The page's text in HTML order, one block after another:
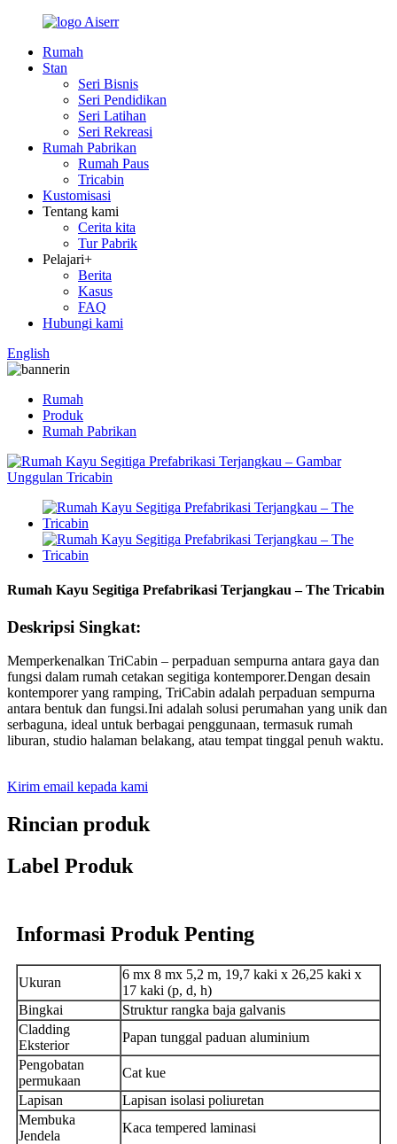
Rumah
Stan
Seri Bisnis
Seri Pendidikan
Seri Latihan
Seri Rekreasi
Rumah Pabrikan
Rumah Paus
Tricabin
Kustomisasi
Tentang kami
Cerita kita
Tur Pabrik
Pelajari+
Berita
Kasus
FAQ
Hubungi kami
English
Rumah
Produk
Rumah Pabrikan
Rumah Kayu Segitiga Prefabrikasi Terjangkau – The Tricabin
Deskripsi Singkat:
Memperkenalkan TriCabin – perpaduan sempurna antara gaya dan
fungsi dalam rumah cetakan segitiga kontemporer.Dengan desain
kontemporer yang ramping, TriCabin adalah perpaduan sempurna
antara bentuk dan fungsi.Ini adalah solusi perumahan yang unik dan
serbaguna, ideal untuk berbagai penggunaan, termasuk rumah
liburan, studio halaman belakang, atau tempat tinggal penuh waktu.
Kirim email kepada kami
Rincian produk
Label Produk
Informasi Produk Penting
Ukuran
6 mx 8 mx 5,2 m, 19,7 kaki x 26,25 kaki x
17 kaki (p, d, h)
Bingkai
Struktur rangka baja galvanis
Cladding
Eksterior
Papan tunggal paduan aluminium
Pengobatan
permukaan
Cat kue
Lapisan
Lapisan isolasi poliuretan
Membuka
Jendela
Kaca tempered laminasi